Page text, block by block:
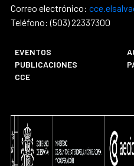
Correo electrónico:
Teléfono: (503) 22337300
EVENTOS
PUBLICACIONES
CCE